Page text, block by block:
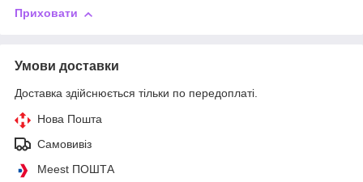
Приховати
Умови доставки
Доставка здійснюється тільки по передоплаті.
Нова Пошта
Самовивіз
Meest ПОШТА